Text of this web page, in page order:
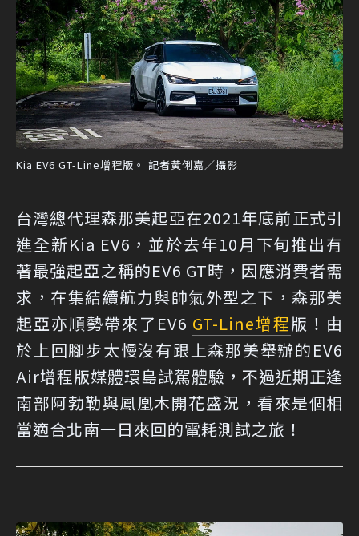
Kia EV6 GT-Line增程版。 記者黃俐嘉／攝影
台灣總代理森那美起亞在2021年底前正式引
進全新Kia EV6，並於去年10月下旬推出有
著最強起亞之稱的EV6 GT時，因應消費者需
求，在集結續航力與帥氣外型之下，森那美
起亞亦順勢帶來了EV6 GT-Line增程版！由
於上回腳步太慢沒有跟上森那美舉辦的EV6
Air增程版媒體環島試駕體驗，不過近期正逢
南部阿勃勒與鳳凰木開花盛況，看來是個相
當適合北南一日來回的電耗測試之旅！